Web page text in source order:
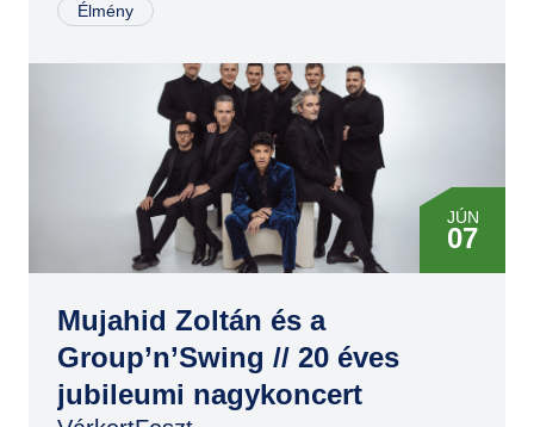
Élmény
JÚN
07
Mujahid Zoltán és a
Group’n’Swing // 20 éves
jubileumi nagykoncert